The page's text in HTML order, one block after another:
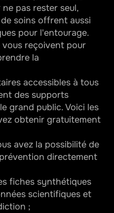
pas rester seul,
soins offrent aussi
pour l'entourage.
vous reçoivent pour
la
accessibles à tous
des supports
grand public. Voici les
obtenir gratuitement
avez la possibilité de
directement
fiches synthétiques
scientifiques et
;